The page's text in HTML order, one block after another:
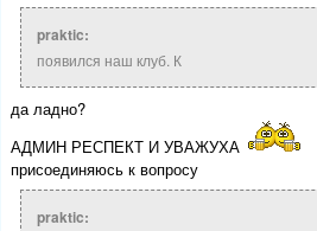
praktic:
появился наш клуб. К
да ладно?
АДМИН РЕСПЕКТ И УВАЖУХА
присоединяюсь к вопросу
praktic: